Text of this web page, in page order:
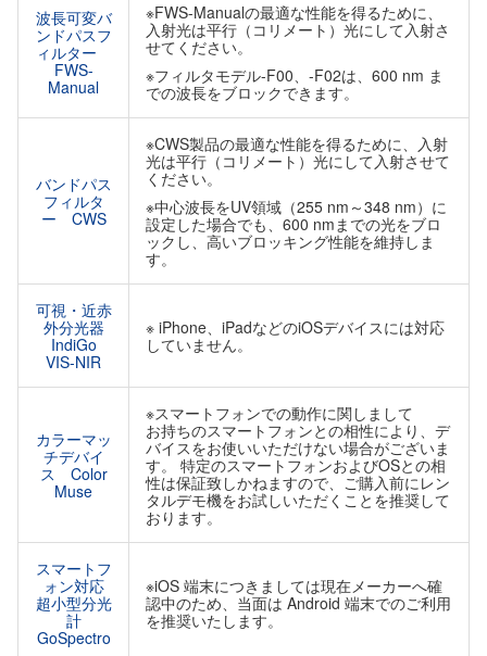
波長可変バ
ンドパスフ
ィルター
FWS-
Manual
※FWS-Manualの最適な性能を得るために、
入射光は平行（コリメート）光にして入射さ
せてください。
※フィルタモデル-F00、-F02は、600 nm ま
での波長をブロックできます。
バンドパス
フィルタ
ー CWS
※CWS製品の最適な性能を得るために、入射
光は平行（コリメート）光にして入射させて
ください。
※中心波長をUV領域（255 nm～348 nm）に
設定した場合でも、600 nmまでの光をブロ
ックし、高いブロッキング性能を維持しま
す。
可視・近赤
外分光器
IndiGo
VIS-NIR
※ iPhone、iPadなどのiOSデバイスには対応
していません。
カラーマッ
チデバイ
ス Color
Muse
※スマートフォンでの動作に関しまして
お持ちのスマートフォンとの相性により、デ
バイスをお使いいただけない場合がございま
す。 特定のスマートフォンおよびOSとの相
性は保証致しかねますので、ご購入前にレン
タルデモ機をお試しいただくことを推奨して
おります。
スマートフ
ォン対応
超小型分光
計
GoSpectro
※iOS 端末につきましては現在メーカーへ確
認中のため、当面は Android 端末でのご利用
を推奨いたします。